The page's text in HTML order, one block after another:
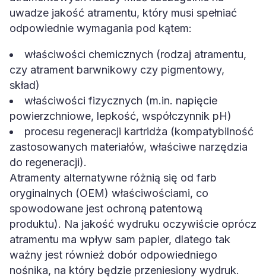
uwadze jakość atramentu, który musi spełniać
odpowiednie wymagania pod kątem:
właściwości chemicznych (rodzaj atramentu,
czy atrament barwnikowy czy pigmentowy,
skład)
właściwości fizycznych (m.in. napięcie
powierzchniowe, lepkość, współczynnik pH)
procesu regeneracji kartridża (kompatybilność
zastosowanych materiałów, właściwe narzędzia
do regeneracji).
Atramenty alternatywne różnią się od farb
oryginalnych (OEM) właściwościami, co
spowodowane jest ochroną patentową
produktu). Na jakość wydruku oczywiście oprócz
atramentu ma wpływ sam papier, dlatego tak
ważny jest również dobór odpowiedniego
nośnika, na który będzie przeniesiony wydruk.